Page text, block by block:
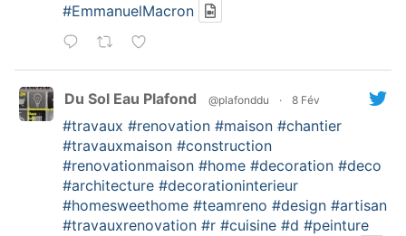
#EmmanuelMacron
Du Sol Eau Plafond @plafonddu · 8 Fév
#travaux #renovation #maison #chantier
#travauxmaison #construction
#renovationmaison #home #decoration #deco
#architecture #decorationinterieur
#homesweethome #teamreno #design #artisan
#travauxrenovation #r #cuisine #d #peinture